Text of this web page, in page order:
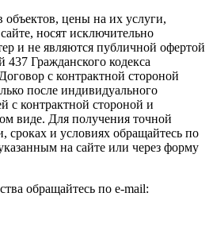
объектов, цены на их услуги,
носят исключительно
и не являются публичной офертой
437 Гражданского кодекса
с контрактной стороной
после индивидуального
с контрактной стороной и
виде. Для получения точной
сроках и условиях обращайтесь по
на сайте или через форму
обращайтесь по e-mail: